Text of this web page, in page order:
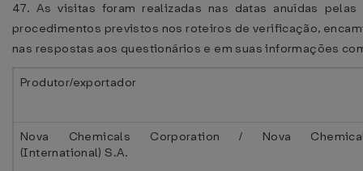
47. As visitas foram realizadas nas datas anuídas
procedimentos previstos nos roteiros de verificação,
nas respostas aos questionários e em suas informações
Produtor/exportador
Nova Chemicals Corporation / Nova
(International) S.A.